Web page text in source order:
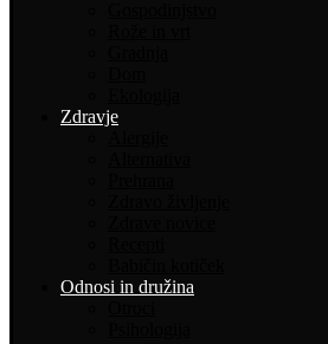
Zdravje
Odnosi in družina